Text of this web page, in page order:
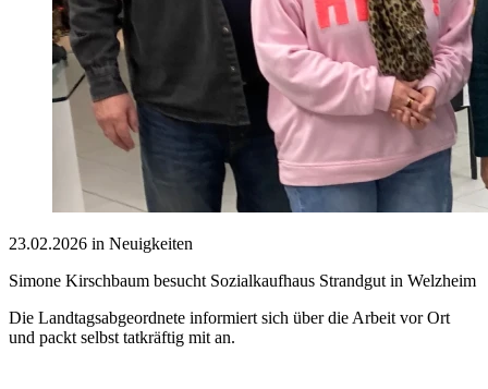
23.02.2026 in Neuigkeiten
Simone Kirschbaum besucht Sozialkaufhaus Strandgut in Welzheim
Die Landtagsabgeordnete informiert sich über die Arbeit vor Ort
und packt selbst tatkräftig mit an.